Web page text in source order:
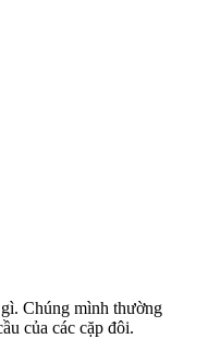
Chúng mình thường
của các cặp đôi.